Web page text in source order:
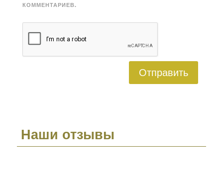
КОММЕНТАРИЕВ.
Отправить
Наши отзывы